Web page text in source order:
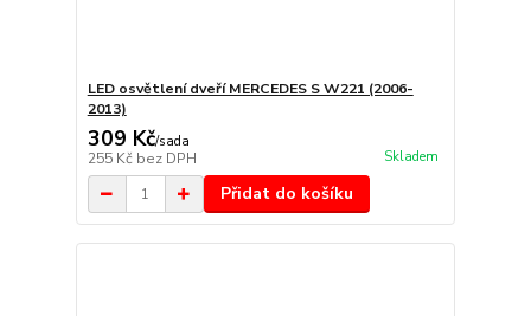
LED osvětlení dveří MERCEDES S W221 (2006-
2013)
309 Kč/sada
255 Kč bez DPH Skladem
Přidat do košíku